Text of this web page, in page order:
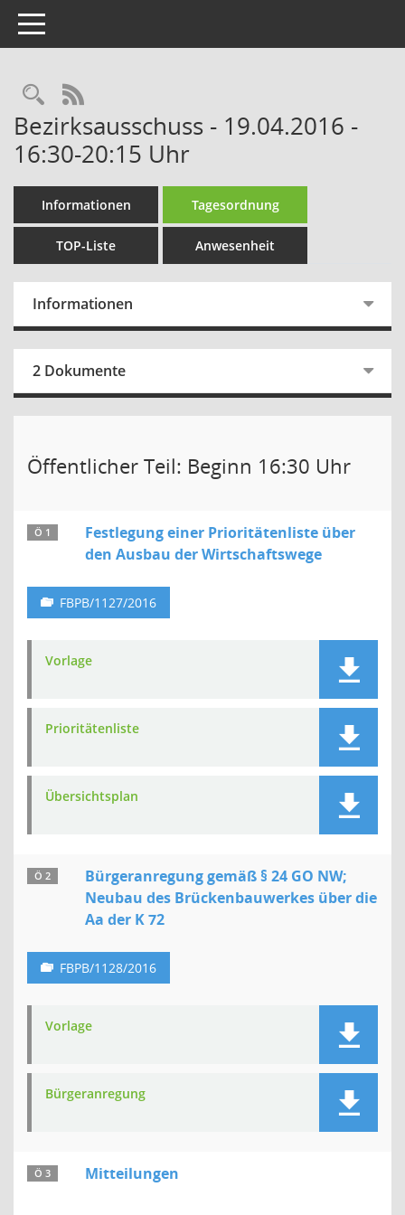
Toggle navigation
Rechercheauswahl
RSS-Feed
Bezirksausschuss - 19.04.2016 -
16:30-20:15 Uhr
Informationen Tagesordnung
TOP-Liste Anwesenheit
Informationen
2 Dokumente
Öffentlicher Teil: Beginn 16:30 Uhr
Ö 1
Festlegung einer Prioritätenliste über
den Ausbau der Wirtschaftswege
FBPB/1127/2016
Vorlage
Prioritätenliste
Übersichtsplan
Ö 2
Bürgeranregung gemäß § 24 GO NW;
Neubau des Brückenbauwerkes über die
Aa der K 72
FBPB/1128/2016
Vorlage
Bürgeranregung
Ö 3 Mitteilungen